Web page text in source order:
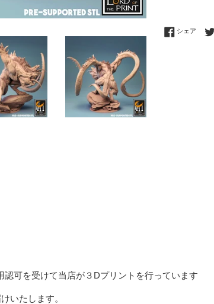
シェア
認可を受けて当店が３Dプリントを行っています
いたします。